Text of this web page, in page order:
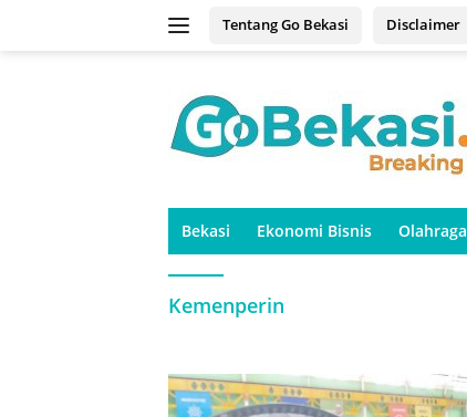
Tentang Go Bekasi Disclaimer
Bekasi Ekonomi Bisnis Olahraga
Kemenperin